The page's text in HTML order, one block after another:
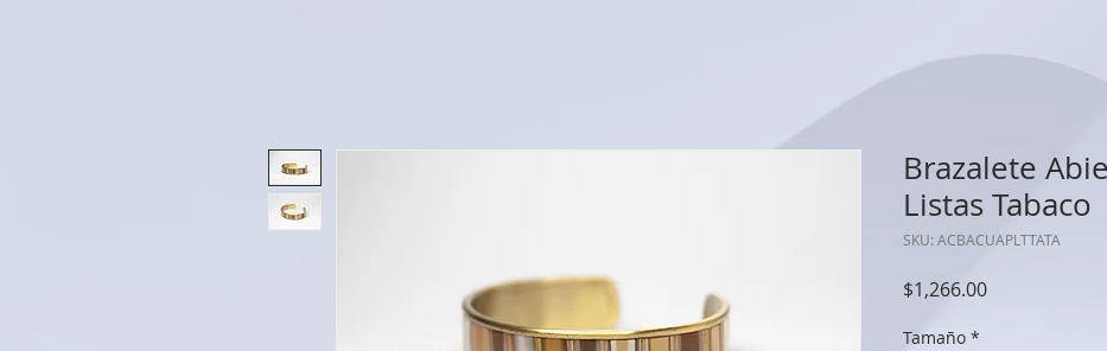
Brazalete
Listas Tabaco
SKU: ACBACUAPLTTATA
$1,266.00Precio
Tamaño *